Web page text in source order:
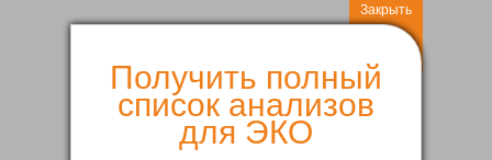
Получить полный
список анализов
для ЭКО
Закрыть
Вернуться